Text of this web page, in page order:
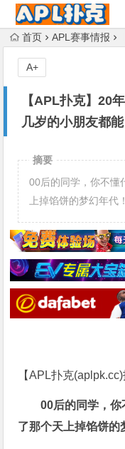
首页 APL赛事情报
【APL扑克】20
几岁的小朋友都能
A+
摘要
00后的同学，你不懂
上掉馅饼的梦幻年代！
【APL扑克(aplpk.cc)
00后的同学，
了那个天上掉馅饼的